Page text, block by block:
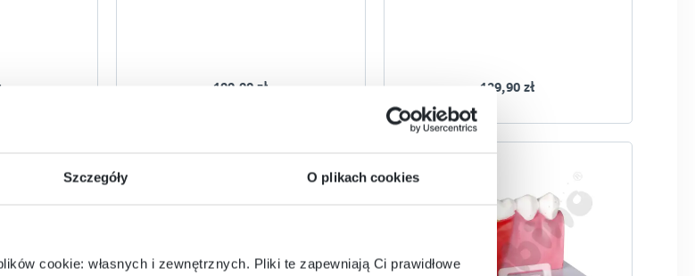
Szczegóły O plikach cookies
cookie: własnych i zewnętrznych. Pliki te zapewniają Ci prawidłowe
199,90 zł 129,90 zł